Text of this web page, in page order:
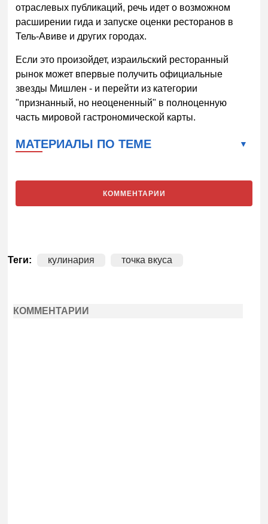
отраслевых публикаций, речь идет о возможном
расширении гида и запуске оценки ресторанов в
Тель-Авиве и других городах.
Если это произойдет, израильский ресторанный
рынок может впервые получить официальные
звезды Мишлен - и перейти из категории
"признанный, но неоцененный" в полноценную
часть мировой гастрономической карты.
МАТЕРИАЛЫ ПО ТЕМЕ
КОММЕНТАРИИ
Теги: кулинария точка вкуса
КОММЕНТАРИИ